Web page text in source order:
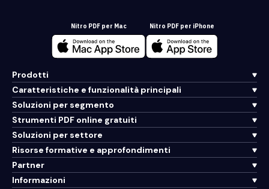
Nitro PDF per Mac Nitro PDF per iPhone
Prodotti
Caratteristiche e funzionalità principali
Soluzioni per segmento
Strumenti PDF online gratuiti
Soluzioni per settore
Risorse formative e approfondimenti
Partner
Informazioni